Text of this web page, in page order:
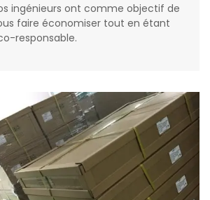
ingénieurs ont comme objectif de
faire économiser tout en étant
responsable.